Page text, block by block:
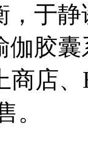
，于
胶
商店
。